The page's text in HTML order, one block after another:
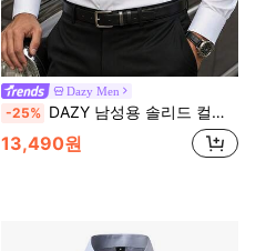
Dazy Men
-25% DAZY 남성용 솔리드 컬러 싱글 브레스트 캐주얼 다용도 데일리 긴팔 셔츠
13,490원